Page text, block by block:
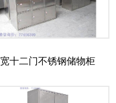
宽十二门不锈钢储物柜